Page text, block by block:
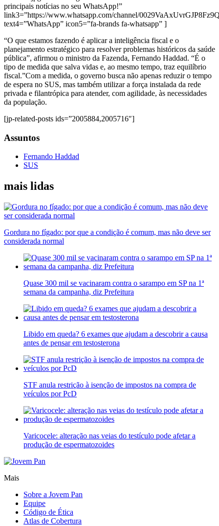
principais notícias no seu WhatsApp!”
link3=”https://www.whatsapp.com/channel/
text4=”WhatsApp” icon5=”fa-brands fa-whatsapp” ]
“O que estamos fazendo é aplicar a inteligência fiscal e o
planejamento estratégico para resolver problemas históricos da saúde
pública”, afirmou o ministro da Fazenda, Fernando Haddad. “É o
tipo de medida que salva vidas e, ao mesmo tempo, traz equilíbrio
fiscal.”Com a medida, o governo busca não apenas reduzir o tempo
de espera no SUS, mas também utilizar a força instalada da rede
privada e filantrópica para atender, com agilidade, às necessidades
da população.
[jp-related-posts ids=”2005884,2005716″]
Assuntos
Fernando Haddad
SUS
mais lidas
Gordura no fígado: por que a condição é comum, mas não deve ser
considerada normal
Quase 300 mil se vacinaram contra o sarampo em SP na 1ª
semana da campanha, diz Prefeitura
Libido em queda? 6 exames que ajudam a descobrir a causa
antes de pensar em testosterona
STF anula restrição à isenção de impostos na compra de
veículos por PcD
Varicocele: alteração nas veias do testículo pode afetar a
produção de espermatozoides
Mais
Sobre a Jovem Pan
Equipe
Código de Ética
Atlas de Cobertura